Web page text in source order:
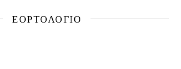
ΕΟΡΤΟΛΌΓΙΟ